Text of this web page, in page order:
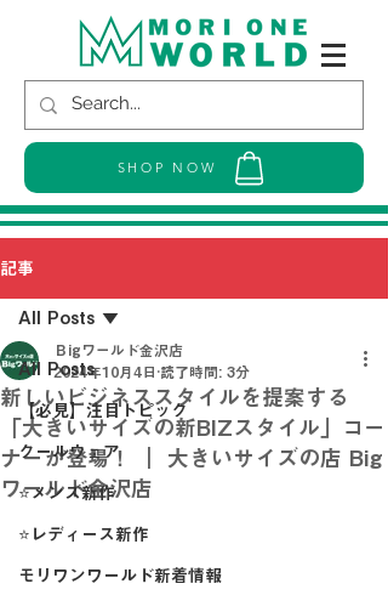
SHOP NOW
記事
All Posts
【必見】注目トピック
クールウェア
⭐メンズ新作
⭐レディース新作
モリワンワールド新着情報
All Posts
新しいビジネススタイルを提案する
「大きいサイズの新BIZスタイル」コー
ナーが登場！ ｜ 大きいサイズの店 Big
ワールド金沢店
Ｂigワールド金沢店
2024年10月4日 読了時間: 3分